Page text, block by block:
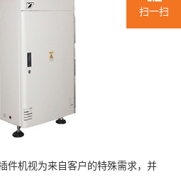
件机视为来自客户的特殊需求，并
扫一扫